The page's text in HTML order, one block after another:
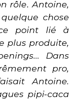
rôle. Antoine,
chose
point lié à
plus produite,
Dans
pro,
Antoine.
pipi-caca